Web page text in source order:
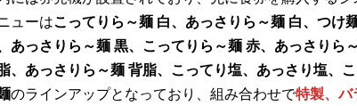
ューはこってりら～麺 白、あっさりら～麺 白、つけ
あっさりら～麺 黒、こってりら～麺 赤、あっさりら
、あっさりら～麺 背脂、こってり塩、あっさり塩、
のラインアップとなっており、組み合わせで特製、バ